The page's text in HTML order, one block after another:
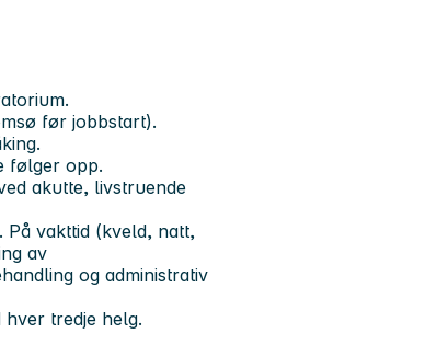
før jobbstart).
følger opp.
akutte, livstruende
På vakttid (kveld, natt,
av
og administrativ
tredje helg.